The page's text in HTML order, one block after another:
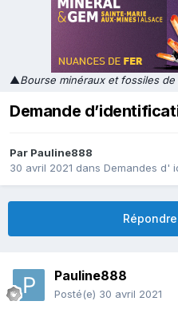
▲Bourse minéraux et fossiles
Demande
Par Pauline888
30 avril 2021 dans Demandes d'
Pauline888
Posté(e) 30 avril 2021